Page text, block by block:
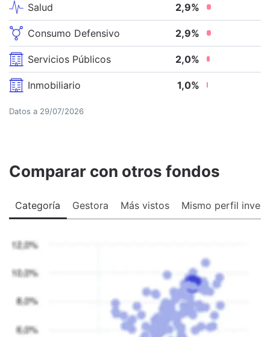
Salud 2,9%
Consumo Defensivo 2,9%
Servicios Públicos 2,0%
Inmobiliario 1,0%
Datos a 29/07/2026
Comparar con otros fondos
Categoría Gestora Más vistos Mismo perfil